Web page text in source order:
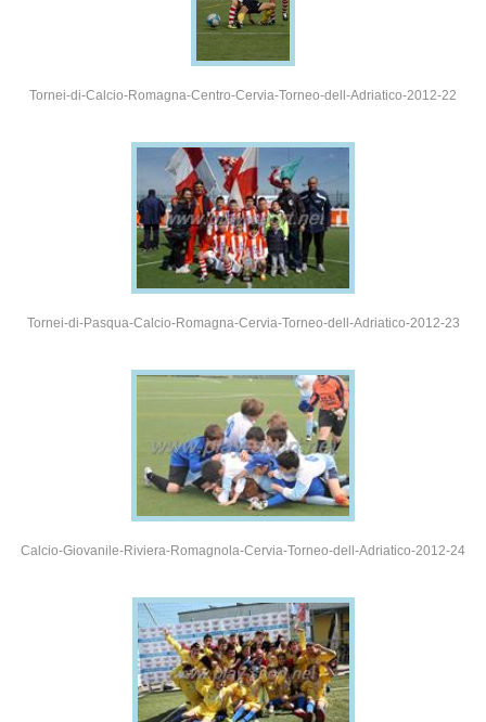
Tornei-di-Calcio-Romagna-Centro-Cervia-Torneo-dell-Adriatico-2012-22
Tornei-di-Pasqua-Calcio-Romagna-Cervia-Torneo-dell-Adriatico-2012-23
Calcio-Giovanile-Riviera-Romagnola-Cervia-Torneo-dell-Adriatico-2012-24